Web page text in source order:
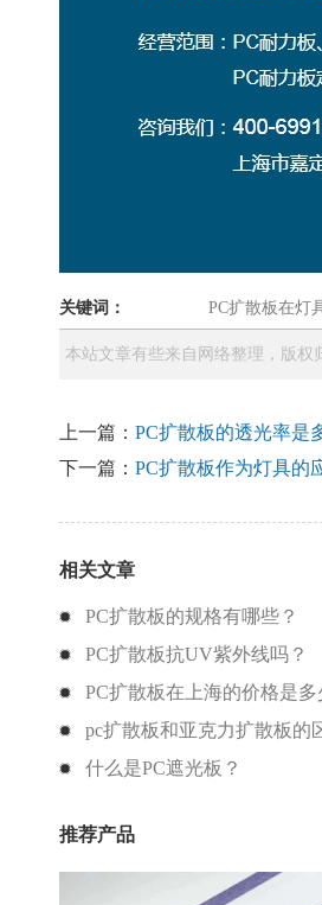
关键词： PC扩散板在灯
本站文章有些来自网络整理，版权
上一篇：PC扩散板的透光率是
下一篇：PC扩散板作为灯具的
相关文章
PC扩散板的规格有哪些？
PC扩散板抗UV紫外线吗？
PC扩散板在上海的价格是多
pc扩散板和亚克力扩散板的
什么是PC遮光板？
推荐产品